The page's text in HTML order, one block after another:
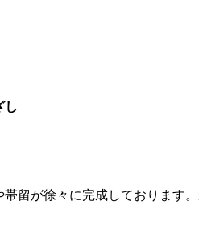
し
留が徐々に完成しております